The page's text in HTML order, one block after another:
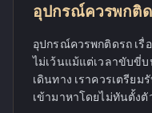
อุปกรณ์ควรพกติ
อุปกรณ์ควรพกติดรถ เรื่
ไม่เว้นแม้แต่เวลาขับขี่
เดินทาง เราควรเตรีย
เข้ามาหาโดยไม่ทันตั้งตั